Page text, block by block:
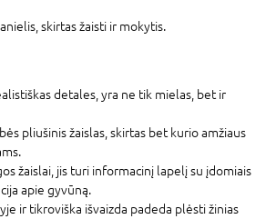
skirtas žaisti ir mokytis.
detales, yra ne tik mielas, bet ir
pliušinis žaislas, skirtas bet kurio amžiaus
žaislai, jis turi informacinį lapelį su įdomiais
apie gyvūną.
ir tikroviška išvaizda padeda plėsti žinias